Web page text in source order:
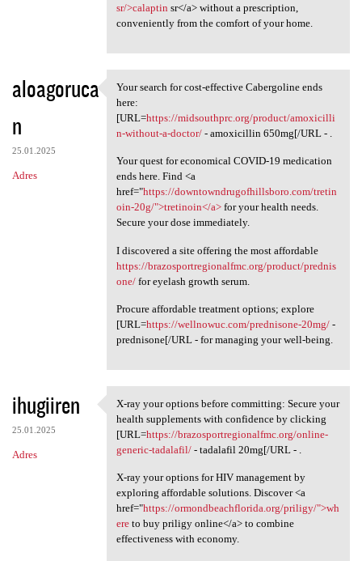
sr/>calaptin sr</a> without a prescription,
conveniently from the comfort of your home.
aloagoruca
n
25.01.2025
Adres
Your search for cost
Your search for cost-effective Cabergoline ends
here:
[URL=https://midsouthprc.org/product/amoxicilli
n-without-a-doctor/- amoxicillin 650mg[/URL - .
Your quest for economical COVID-19 medication
ends here. Find <a
href="https://downtowndrugofhillsboro.com/tretin
oin-20g/">tretinoin</a>for your health needs.
Secure your dose immediately.
I discovered a site offering the most affordable
https://brazosportregionalfmc.org/product/prednis
one/for eyelash growth serum.
Procure affordable treatment options; explore
[URL=https://wellnowuc.com/prednisone-20mg/-
prednisone[/URL - for managing your well-being.
ihugiiren
25.01.2025
Adres
X-ray your options before
X-ray your options before committing: Secure your
health supplements with confidence by clicking
[URL=https://brazosportregionalfmc.org/online-
generic-tadalafil/- tadalafil 20mg[/URL - .
X-ray your options for HIV management by
exploring affordable solutions. Discover <a
href="https://ormondbeachflorida.org/priligy/">wh
ereto buy priligy online</a> to combine
effectiveness with economy.